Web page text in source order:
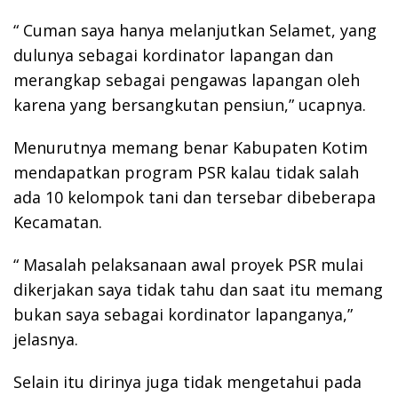
“ Cuman saya hanya melanjutkan Selamet, yang
dulunya sebagai kordinator lapangan dan
merangkap sebagai pengawas lapangan oleh
karena yang bersangkutan pensiun,” ucapnya.
Menurutnya memang benar Kabupaten Kotim
mendapatkan program PSR kalau tidak salah
ada 10 kelompok tani dan tersebar dibeberapa
Kecamatan.
“ Masalah pelaksanaan awal proyek PSR mulai
dikerjakan saya tidak tahu dan saat itu memang
bukan saya sebagai kordinator lapanganya,”
jelasnya.
Selain itu dirinya juga tidak mengetahui pada